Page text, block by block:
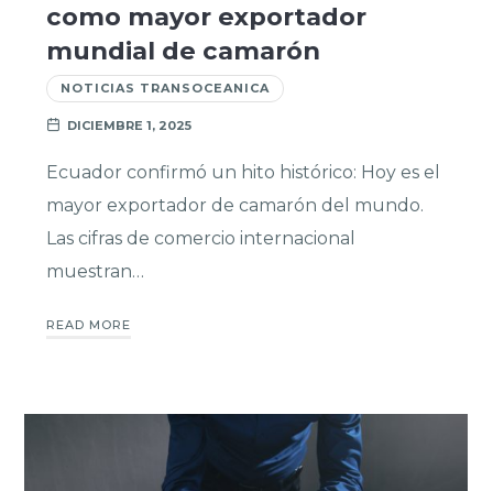
como mayor exportador
mundial de camarón
NOTICIAS TRANSOCEANICA
DICIEMBRE 1, 2025
Ecuador confirmó un hito histórico: Hoy es el
mayor exportador de camarón del mundo.
Las cifras de comercio internacional
muestran…
READ MORE